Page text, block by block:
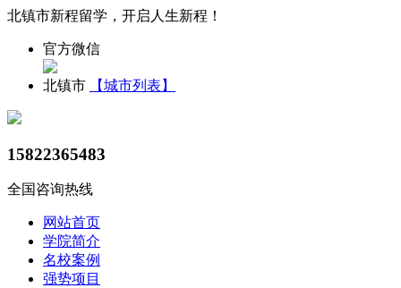
北镇市新程留学，开启人生新程！
官方微信
北镇市 【城市列表】
15822365483
全国咨询热线
网站首页
学院简介
名校案例
强势项目